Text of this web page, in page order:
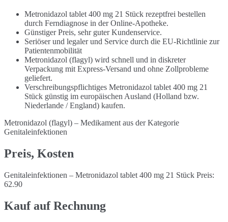
Metronidazol tablet 400 mg 21 Stück rezeptfrei bestellen
durch Ferndiagnose in der Online-Apotheke.
Günstiger Preis, sehr guter Kundenservice.
Seriöser und legaler und Service durch die EU-Richtlinie zur
Patientenmobilität
Metronidazol (flagyl) wird schnell und in diskreter
Verpackung mit Express-Versand und ohne Zollprobleme
geliefert.
Verschreibungspflichtiges Metronidazol tablet 400 mg 21
Stück günstig im europäischen Ausland (Holland bzw.
Niederlande / England) kaufen.
Metronidazol (flagyl) – Medikament aus der Kategorie
Genitaleinfektionen
Preis, Kosten
Genitaleinfektionen – Metronidazol tablet 400 mg 21 Stück Preis:
62.90
Kauf auf Rechnung